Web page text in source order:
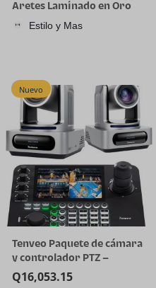
Aretes Laminado en Oro
Estilo y Mas
Nuevo
Tenveo Paquete de cámara
y controlador PTZ –
Cámara PTZ 4K NDI (2
piezas) 20X Zoom AI
Q16,053.15